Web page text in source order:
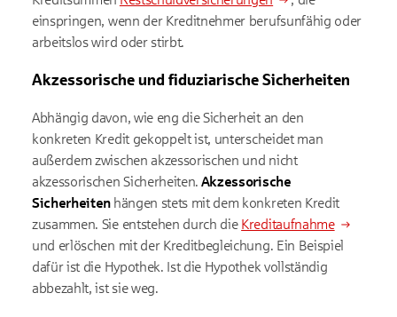
einspringen, wenn der Kreditnehmer berufsunfähig oder
arbeitslos wird oder stirbt.
Akzessorische und fiduziarische Sicherheiten
Abhängig davon, wie eng die Sicherheit an den
konkreten Kredit gekoppelt ist, unterscheidet man
außerdem zwischen akzessorischen und nicht
akzessorischen Sicherheiten. Akzessorische
Sicherheiten hängen stets mit dem konkreten Kredit
zusammen. Sie entstehen durch die Kreditaufnahme
und erlöschen mit der Kreditbegleichung. Ein Beispiel
dafür ist die Hypothek. Ist die Hypothek vollständig
abbezahlt, ist sie weg.